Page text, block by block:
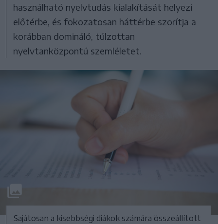
használható nyelvtudás kialakítását helyezi
előtérbe, és fokozatosan háttérbe szorítja a
korábban domináló, túlzottan
nyelvtanközpontú szemléletet.
Sajátosan a kisebbségi diákok számára összeállított